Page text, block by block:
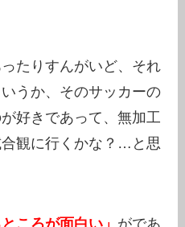
たりすんがいど、それ
うか、そのサッカーの
好きであって、無加工
観に行くかな？…と思